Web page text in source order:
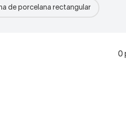
de porcelana rectangular
0